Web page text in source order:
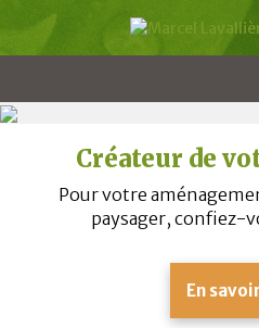
Créateur de
Pour votre
paysager, confiez-
En